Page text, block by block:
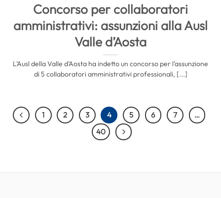
Concorso per collaboratori
amministrativi: assunzioni alla Ausl
Valle d’Aosta
L’Ausl della Valle d’Aosta ha indetto un concorso per l’assunzione
di 5 collaboratori amministrativi professionali, [...]
1 2 3 4 5 6 7
…
40